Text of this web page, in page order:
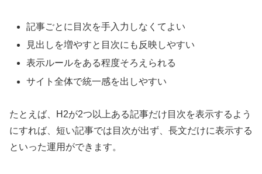
記事ごとに目次を手入力しなくてよい
見出しを増やすと目次にも反映しやすい
表示ルールをある程度そろえられる
サイト全体で統一感を出しやすい
たとえば、H2が2つ以上ある記事だけ目次を表示するよう
にすれば、短い記事では目次が出ず、長文だけに表示する
といった運用ができます。